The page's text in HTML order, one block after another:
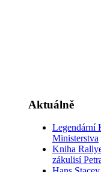
Aktuálně
Legendární
Ministerstva
Kniha
zákulisí